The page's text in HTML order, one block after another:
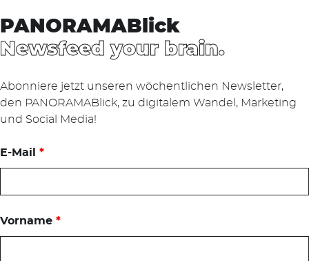
PANORAMABlick
Newsfeed your brain.
Abonniere jetzt unseren wöchentlichen Newsletter,
den PANORAMABlick, zu digitalem Wandel, Marketing
und Social Media!
E-Mail *
Vorname *